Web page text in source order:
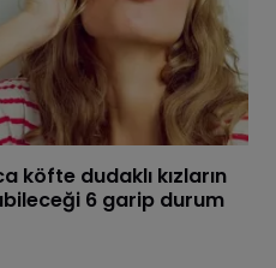
köfte dudaklı kızların
6 garip durum